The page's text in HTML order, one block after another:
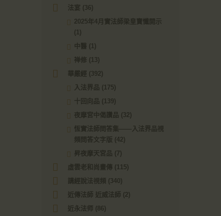
法宴 (36)
2025年4月實法師梁皇寶懺開示
(1)
中醫 (1)
禅修 (13)
華嚴經 (392)
入法界品 (175)
十回向品 (139)
夜摩宮中偈讚品 (32)
恆實法師問答集——入法界品視
頻問答文字版 (42)
昇夜摩天宮品 (7)
虛雲老和尚畫傳
(115)
講經說法視頻
(340)
近傳法師 近威法師 (2)
近永法师
(86)